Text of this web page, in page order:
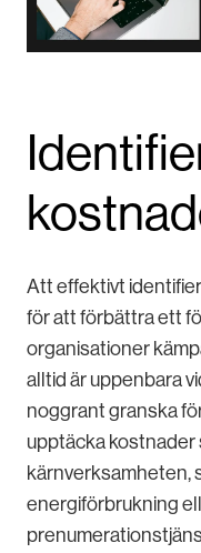
Att effektivt
för att förbättra ett
organisationer
alltid är uppenbara
noggrant granska
upptäcka kostnader
kärnverksamheten,
energiförbrukning